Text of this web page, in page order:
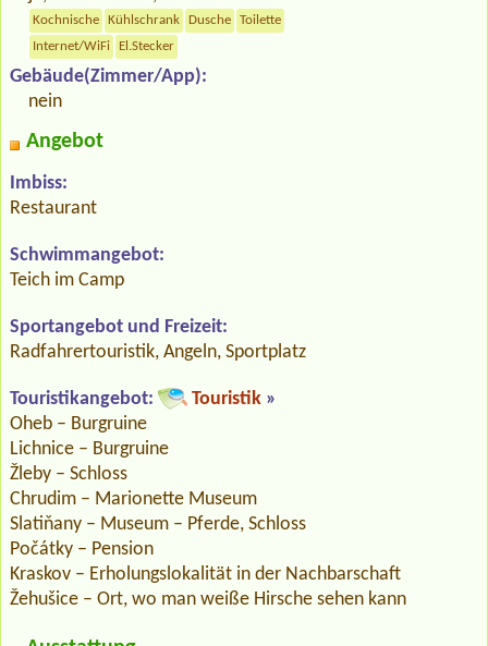
Kochnische Kühlschrank Dusche
Toilette
Internet/WiFi
El.Stecker
Gebäude(Zimmer/App):
nein
Angebot
Imbiss:
Restaurant
Schwimmangebot:
Teich im Camp
Sportangebot und Freizeit:
Radfahrertouristik, Angeln, Sportplatz
Touristikangebot: Touristik »
Oheb – Burgruine
Lichnice – Burgruine
Žleby – Schloss
Chrudim – Marionette Museum
Slatiňany – Museum – Pferde, Schloss
Počátky – Pension
Kraskov – Erholungslokalität in der Nachbarschaft
Žehušice – Ort, wo man weiße Hirsche sehen kann